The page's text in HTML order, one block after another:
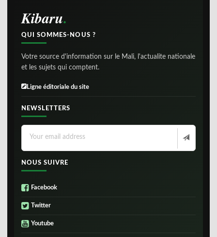
Kibaru
QUI SOMMES-NOUS ?
Votre source d'information sur le Mali, l'actualite nationale
et les sujets qui comptent.
Ligne éditoriale du site
NEWSLETTERS
NOUS SUIVRE
Facebook
Twitter
Youtube